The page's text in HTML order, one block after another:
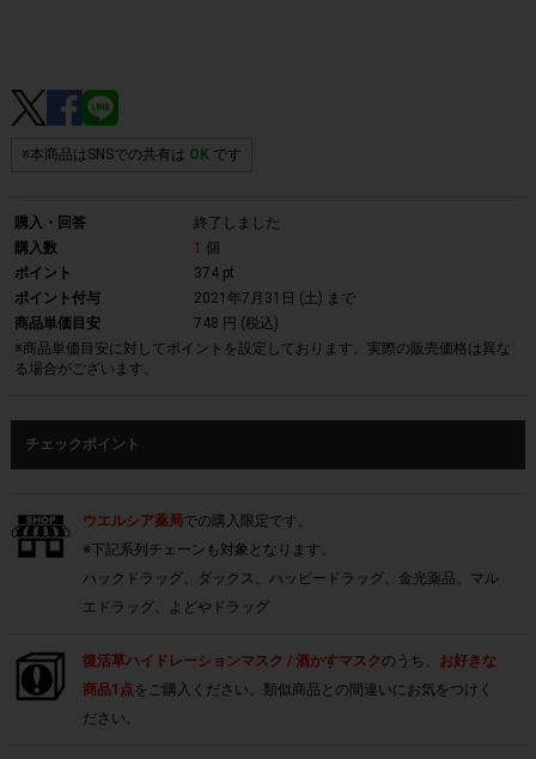
※本商品はSNSでの共有は OKです
購入・回答
終了しました
購入数
1 個
ポイント
374 pt
ポイント付与
2021年7月31日 (土) まで
商品単価目安
748 円 (税込)
※商品単価目安に対してポイントを設定しております。実際の販売価格は異な
る場合がございます。
チェックポイント
ウエルシア薬局での購入限定です。
※下記系列チェーンも対象となります。
ハックドラッグ、ダックス、ハッピードラッグ、金光薬品、マル
エドラッグ、よどやドラッグ
復活草ハイドレーションマスク / 酒かすマスクのうち、 お好きな
商品1点 をご購入ください。類似商品との間違いにお気をつけく
ださい。